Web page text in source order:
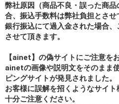
弊社原因（商品不良・誤った商
合、振込手数料は弊社負担とさせ
銀行振込にて過入金された場合
させて頂きます。
【ainet】の偽サイトにご注意を
ainetの画像や説明文をそのまま
ピングサイトが発見されました。
お客様に誤解を招くようなサイト
十分ご注意ください。